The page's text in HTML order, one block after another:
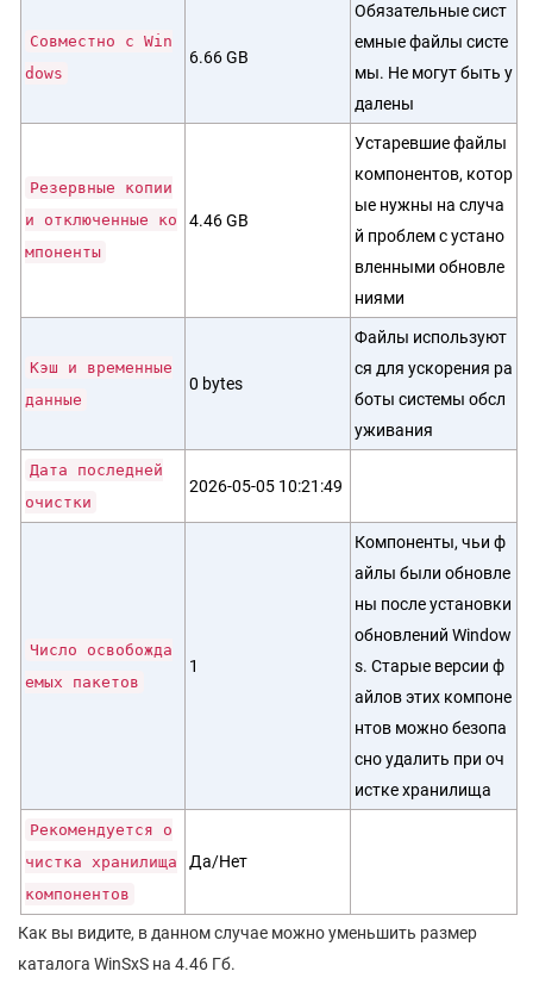
Совместно с Win
dows
6.66 GB
Обязательные сист
емные файлы систе
мы. Не могут быть у
далены
Резервные копии
и отключенные ко
мпоненты
4.46 GB
Устаревшие файлы
компонентов, котор
ые нужны на случа
й проблем с устано
вленными обновле
ниями
Кэш и временные
данные
0 bytes
Файлы используют
ся для ускорения ра
боты системы обсл
уживания
Дата последней
очистки
2026-05-05 10:21:49
Число освобожда
емых пакетов
1
Компоненты, чьи ф
айлы были обновле
ны после установки
обновлений Window
s. Старые версии ф
айлов этих компоне
нтов можно безопа
сно удалить при оч
истке хранилища
Рекомендуется о
чистка хранилища
компонентов
Да/Нет
Как вы видите, в данном случае можно уменьшить размер
каталога WinSxS на 4.46 Гб.